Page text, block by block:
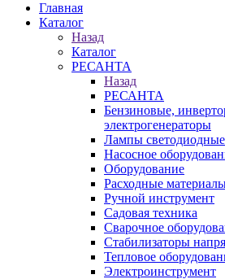
Главная
Каталог
Назад
Каталог
РЕСАНТА
Назад
РЕСАНТА
Бензиновые,
электрогенераторы
Лампы светодиодные
Насосное
Оборудование
Расходные
Ручной инструмент
Садовая техника
Сварочное
Стабилизаторы
Тепловое
Электроинструмент